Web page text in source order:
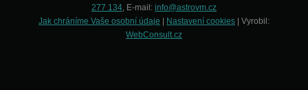
277 134, E-mail: info@astrovm.cz
Jak chráníme Vaše osobní údaje
Nastavení cookies | Vyrobil:
WebConsult.cz